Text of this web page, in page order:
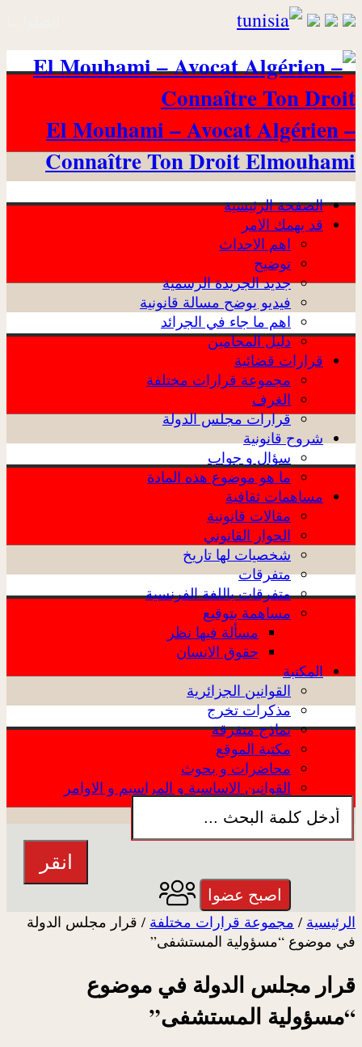
El Mouhami – Avocat Algérien –
Connaître Ton Droit Elmouhami
الصفحة الرئيسية
قد يهمك الامر
اهم الاحداث
توضيح
جديد الجريدة الرسمية
فيديو يوضح مسالة قانونية
اهم ما جاء في الجرائد
دليل المحامين
قرارات قضائية
مجموعة قرارات مختلفة
الغرف
قرارات مجلس الدولة
شروح قانونية
سؤال و جواب
ما هو موضوع هذه المادة
مساهمات ثقافية
مقالات قانونية
الحوار القانوني
شخصيات لها تاريخ
متفرقات
متفرقات باللغة الفرنسية
مساهمة بتوقيع
مسألة فيها نظر
حقوق الانسان
المكتبة
القوانين الجزائرية
مذكرات تخرج
نماذج متفرقة
مكتبة الموقع
محاضرات و بحوث
القوانين الاساسية و المراسيم و الاوامر
تعريف الموقع
عن الموقع
انقر
اصبح عضوا
الرئيسية / مجموعة قرارات مختلفة / قرار مجلس الدولة
في موضوع “مسؤولية المستشفى”
قرار مجلس الدولة في موضوع
“مسؤولية المستشفى”